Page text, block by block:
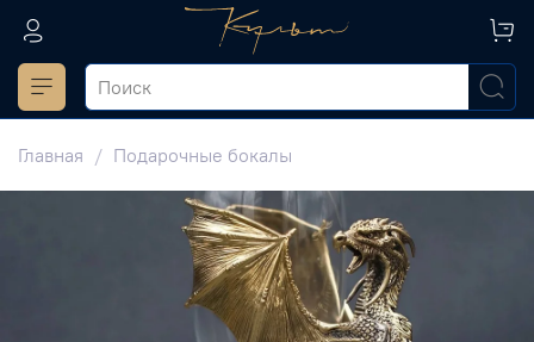
Главная Подарочные бокалы